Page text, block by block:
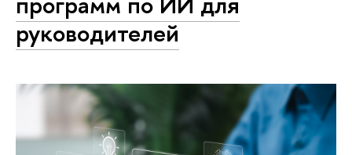
руководителей